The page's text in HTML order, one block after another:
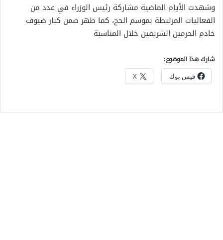
وشهدت الأيام الماضية مشاركة رئيس الوزراء في عدد من
الفعاليات المرتبطة بموسم الحج، كما ظهر ضمن كبار ضيوف
خادم الحرمين الشريفين خلال المناسبة
شارك هذا الموضوع:
فيس بوك X